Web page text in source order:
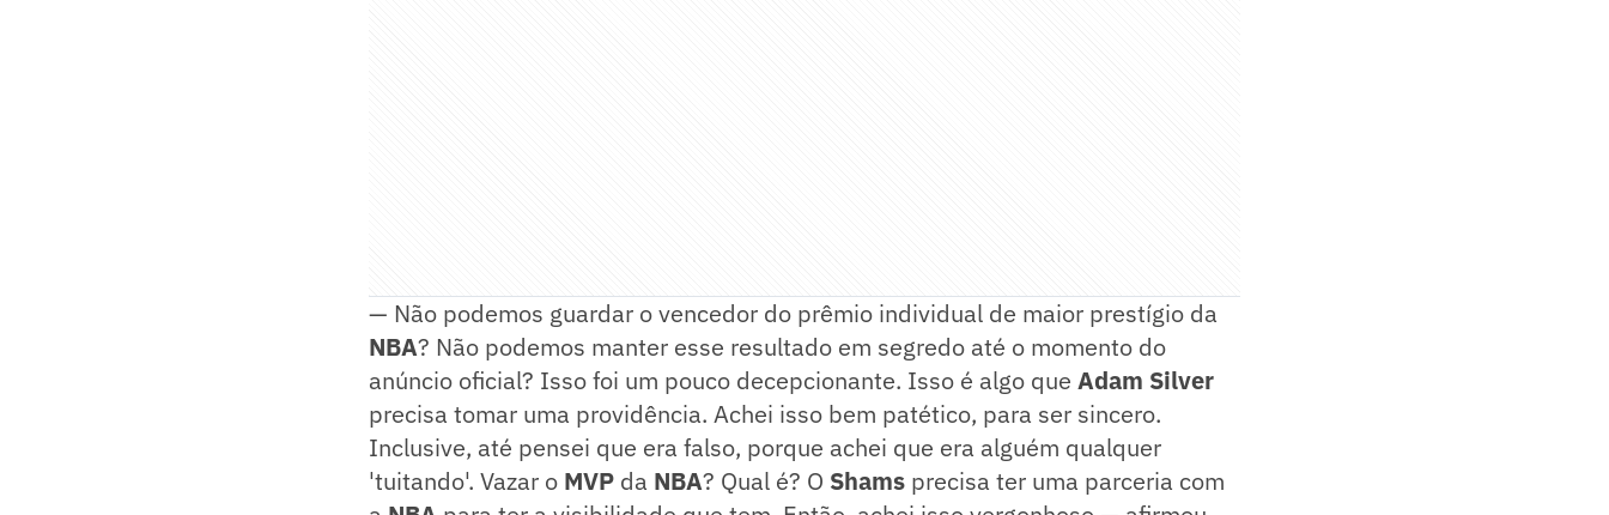
— Não podemos guardar o vencedor do prêmio individual de maior prestígio da
NBA? Não podemos manter esse resultado em segredo até o momento do
anúncio oficial? Isso foi um pouco decepcionante. Isso é algo que Adam Silver
precisa tomar uma providência. Achei isso bem patético, para ser sincero.
Inclusive, até pensei que era falso, porque achei que era alguém qualquer
'tuitando'. Vazar o MVP da NBA? Qual é? O Shams precisa ter uma parceria com